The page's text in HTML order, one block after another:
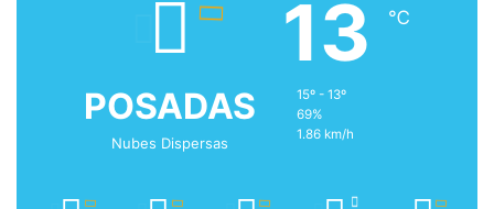
POSADAS
Nubes Dispersas
13 ℃
15º - 13º
69%
1.86 km/h